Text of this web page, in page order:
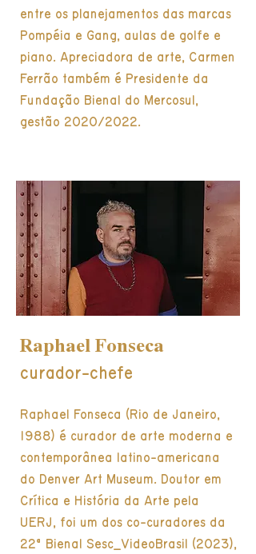
entre os planejamentos das marcas
Pompéia e Gang, aulas de golfe e
piano. Apreciadora de arte, Carmen
Ferrão também é Presidente da
Fundação Bienal do Mercosul,
gestão 2020/2022.
Raphael Fonseca
curador-chefe
Raphael Fonseca (Rio de Janeiro,
1988) é curador de arte moderna e
contemporânea latino-americana
do Denver Art Museum. Doutor em
Crítica e História da Arte pela
UERJ, foi um dos co-curadores da
22ª Bienal Sesc_VideoBrasil (2023),